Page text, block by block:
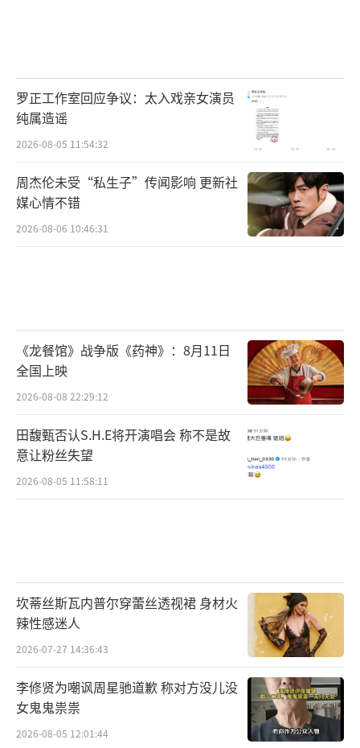
罗正工作室回应争议：太入戏亲女演员
纯属造谣
2026-08-05 11:54:32
周杰伦未受“私生子”传闻影响 更新社
媒心情不错
2026-08-06 10:46:31
《龙餐馆》战争版《药神》：8月11日
全国上映
2026-08-08 22:29:12
田馥甄否认S.H.E将开演唱会 称不是故
意让粉丝失望
2026-08-05 11:58:11
坎蒂丝斯瓦内普尔穿蕾丝透视裙 身材火
辣性感迷人
2026-07-27 14:36:43
李修贤为嘲讽周星驰道歉 称对方没儿没
女鬼鬼祟祟
2026-08-05 12:01:44